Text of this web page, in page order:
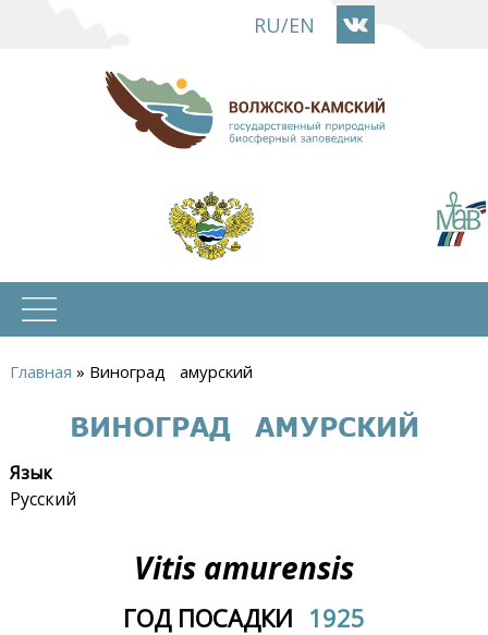
основному
содержанию
RU/EN
здесь
Главная » Виноград амурский
ВИНОГРАД АМУРСКИЙ
Язык
Русский
Vitis amurensis
ГОД ПОСАДКИ 1925